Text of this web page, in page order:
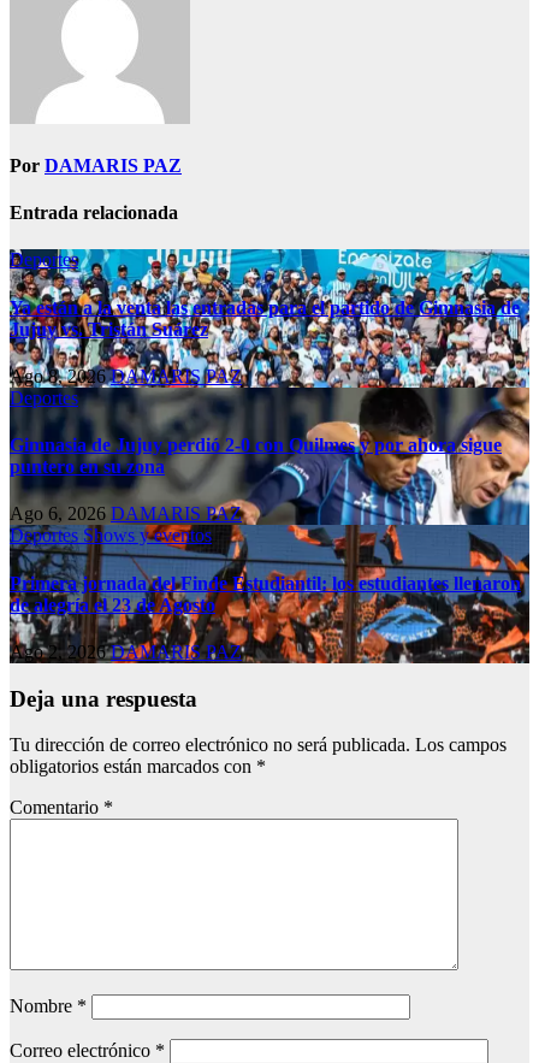
Por DAMARIS PAZ
Entrada relacionada
Deportes
Ya están a la venta las entradas para el partido de Gimnasia de
Jujuy vs. Tristán Suárez
Ago 8, 2026DAMARIS PAZ
Deportes
Gimnasia de Jujuy perdió 2-0 con Quilmes y por ahora sigue
puntero en su zona
Ago 6, 2026 DAMARIS PAZ
Deportes Shows y eventos
Primera jornada del Finde Estudiantil: los estudiantes llenaron
de alegría el 23 de Agosto
Ago 2, 2026DAMARIS PAZ
Deja una respuesta
Tu dirección de correo electrónico no será publicada. Los campos
obligatorios están marcados con *
Comentario *
Nombre *
Correo electrónico *